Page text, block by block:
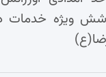
ویژه خدمات